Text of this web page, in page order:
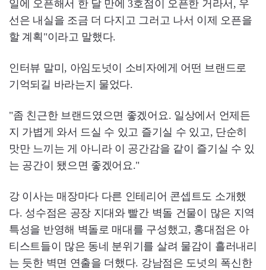
일에 오픈해서 한 달 만에 3호점이 오픈한 거라서, 우
선은 내실을 조금 더 다지고 그러고 나서 이제 오픈을
할 계획"이라고 말했다.
인터뷰 말미, 아임도넛이 소비자에게 어떤 브랜드로
기억되길 바라는지 물었다.
"좀 친근한 브랜드였으면 좋겠어요. 일상에서 언제든
지 가볍게 와서 드실 수 있고 즐기실 수 있고, 단순히
맛만 느끼는 게 아니라 이 공간감을 같이 즐기실 수 있
는 공간이 됐으면 좋겠어요."
강 이사는 매장마다 다른 인테리어 콘셉트도 소개했
다. 성수점은 공장 지대와 빨간 벽돌 건물이 많은 지역
특성을 반영해 벽돌로 매대를 구성했고, 홍대점은 아
티스트들이 많은 동네 분위기를 살려 물감이 흘러내리
는 듯한 벽면 연출을 더했다. 강남점은 도넛의 폭신한